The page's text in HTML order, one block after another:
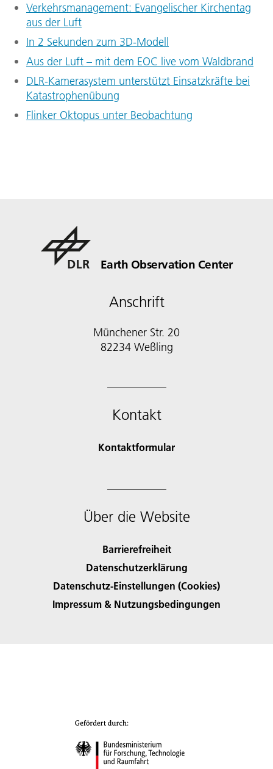
Verkehrsmanagement: Evangelischer Kirchentag
aus der Luft
In 2 Sekunden zum 3D-Modell
Aus der Luft – mit dem EOC live vom Waldbrand
DLR-Kamerasystem unterstützt Einsatzkräfte bei
Katastrophenübung
Flinker Oktopus unter Beobachtung
Earth Observation Center
Anschrift
Münchener Str. 20
Kontakt
Kontaktformular
Über die Website
Barrierefreiheit
Datenschutzerklärung
Datenschutz-Einstellungen (Cookies)
Impressum & Nutzungsbedingungen